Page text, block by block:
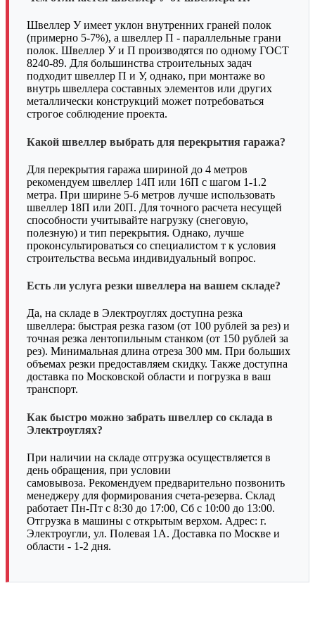
Швеллер У имеет уклон внутренних граней полок
(примерно 5-7%), а швеллер П - параллельные грани
полок. Швеллер У и П производятся по одному ГОСТ
8240-89. Для большинства строительных задач
подходит швеллер П и У, однако, при монтаже во
внутрь швеллера составных элементов или других
металлически конструкций может потребоваться
строгое соблюдение проекта.
Какой швеллер выбрать для перекрытия гаража?
Для перекрытия гаража шириной до 4 метров
рекомендуем швеллер 14П или 16П с шагом 1-1.2
метра. При ширине 5-6 метров лучше использовать
швеллер 18П или 20П. Для точного расчета несущей
способности учитывайте нагрузку (снеговую,
полезную) и тип перекрытия. Однако, лучше
проконсультироваться со специалистом т к условия
строительства весьма индивидуальный вопрос.
Есть ли услуга резки швеллера на вашем складе?
Да, на складе в Электроуглях доступна резка
швеллера: быстрая резка газом (от 100 рублей за рез) и
точная резка лентопильным станком (от 150 рублей за
рез). Минимальная длина отреза 300 мм. При больших
объемах резки предоставляем скидку. Также доступна
доставка по Московской области и погрузка в ваш
транспорт.
Как быстро можно забрать швеллер со склада в
Электроуглях?
При наличии на складе отгрузка осуществляется в
день обращения, при условии
самовывоза. Рекомендуем предварительно позвонить
менеджеру для формирования счета-резерва. Склад
работает Пн-Пт с 8:30 до 17:00, Сб с 10:00 до 13:00.
Отгрузка в машины с открытым верхом. Адрес: г.
Электроугли, ул. Полевая 1А. Доставка по Москве и
области - 1-2 дня.